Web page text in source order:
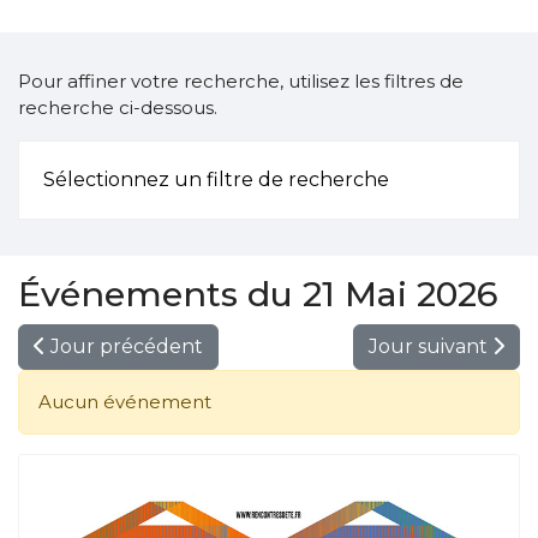
Pour affiner votre recherche, utilisez les filtres de
recherche ci-dessous.
Sélectionnez un filtre de recherche
Événements du 21 Mai 2026
Jour précédent Jour suivant
Aucun événement